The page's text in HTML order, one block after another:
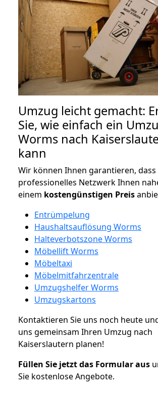
Umzug leicht gemacht:
Sie, wie einfach ein
Worms nach
kann
Wir können Ihnen garantieren,
professionelles Netzwerk Ihnen
einem kostengünstigen Preis
Entrümpelung
Haushaltsauflösung Worms
Halteverbotszone Worms
Möbellift Worms
Möbeltaxi
Möbelmitfahrzentrale
Umzugshelfer Worms
Umzugskartons
Kontaktieren Sie uns noch heute
uns gemeinsam Ihren Umzug nach
Kaiserslautern planen!
Füllen Sie jetzt das Formular aus
Sie kostenlose Angebote.